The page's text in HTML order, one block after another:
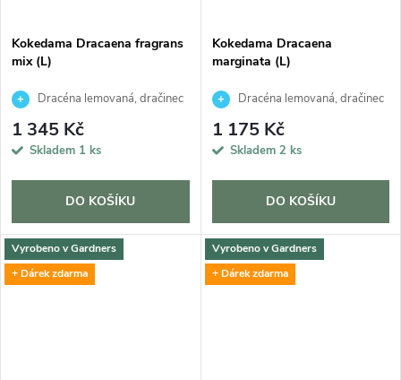
Kokedama Dracaena fragrans
mix (L)
Dracéna lemovaná, dračinec
1 345 Kč
Skladem 1 ks
DO KOŠÍKU
Kokedama Dracaena
marginata (L)
Dracéna lemovaná, dračinec
1 175 Kč
Skladem 2 ks
DO KOŠÍKU
Vyrobeno v Gardners
+ Dárek zdarma
Vyrobeno v Gardners
+ Dárek zdarma